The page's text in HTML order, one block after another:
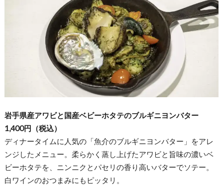
岩手県産アワビと国産ベビーホタテのブルギニヨンバター
1,400円（税込）
ディナータイムに人気の「魚介のブルギニヨンバター」をアレ
ンジしたメニュー。柔らかく蒸し上げたアワビと旨味の濃いベ
ビーホタテを、ニンニクとパセリの香り高いバターでソテー。
白ワインのおつまみにもピッタリ。